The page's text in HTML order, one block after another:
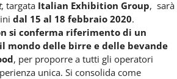
, targata Italian Exhibition Group, sarà
dal 15 al 18 febbraio 2020.
si conferma riferimento di un
mondo delle birre e delle bevande
, per proporre a tutti gli operatori
unica. Si consolida come